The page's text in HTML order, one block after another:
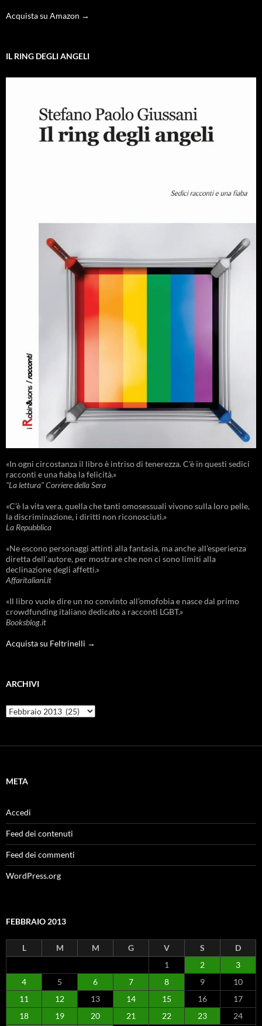
Acquista su Amazon →
IL RING DEGLI ANGELI
«In ogni circostanza il libro è intriso di tenerezza. C'è in questi sedici
racconti e una fiaba la felicità.»
"La lettura" Corriere della Sera
«C’è la vita vera, quella che tanti omosessuali vivono sulla loro pelle,
la discriminazione, i diritti non riconosciuti.»
La Repubblica
«Ne escono personaggi attinti alla fantasia, ma anche all’esperienza
diretta dell’autore, per mostrare che non ci sono limiti alla
declinazione degli affetti.»
Affaritaliani.it
«Il libro vuole dire un no convinto all’omofobia e nasce dal primo
crowdfunding italiano dedicato a racconti LGBT.»
Booksblog.it
Acquista su Feltrinelli →
ARCHIVI
Archivi
META
Accedi
Feed dei contenuti
Feed dei commenti
WordPress.org
FEBBRAIO 2013
L M M G V S
D
1
2
3
4
5 6 7 8 9
10
11
12 13 14 15 16
17
18
19 20 21 22 23 24